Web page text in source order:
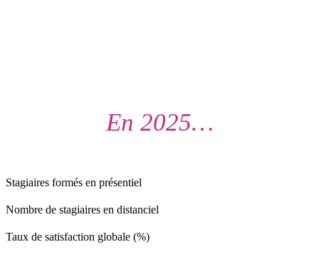
En 2025…
Stagiaires formés en présentiel
Nombre de stagiaires en distanciel
Taux de satisfaction globale (%)